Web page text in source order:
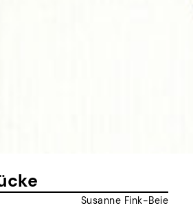
Susanne Fink-Beie